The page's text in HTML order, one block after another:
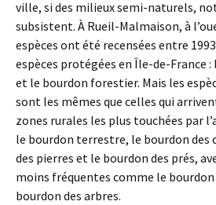
ville, si des milieux semi-naturels,
subsistent. À Rueil-Malmaison, à
espèces ont été recensées entre
espèces protégées en Île-de-France
et le bourdon forestier. Mais les
sont les mêmes que celles qui
zones rurales les plus touchées par
le bourdon terrestre, le bourdon des
des pierres et le bourdon des prés,
moins fréquentes comme le
bourdon des arbres.